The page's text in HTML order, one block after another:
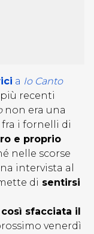
a Io Canto
recenti
non era una
i fornelli di
e proprio
nelle scorse
intervista al
di sentirsi
sfacciata il
venerdì